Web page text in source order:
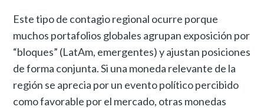
Este tipo de contagio regional ocurre porque
muchos portafolios globales agrupan exposición por
“bloques” (LatAm, emergentes) y ajustan posiciones
de forma conjunta. Si una moneda relevante de la
región se aprecia por un evento político percibido
como favorable por el mercado, otras monedas